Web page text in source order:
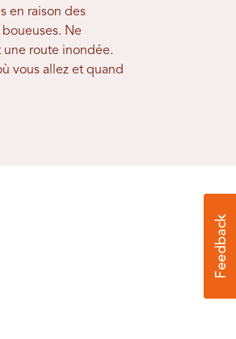
en raison des
Ne
une route inondée.
vous allez et quand